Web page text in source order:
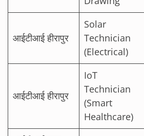
आईटीआई हीरापुर
Solar
Technician
(Electrical)
आईटीआई हीरापुर
IoT
Technician
(Smart
Healthcare)